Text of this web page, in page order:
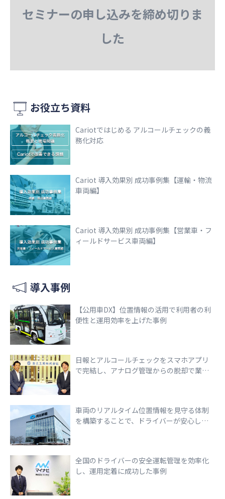
セミナーの申し込みを締め切りま
した
お役立ち資料
Cariotではじめる アルコールチェックの義
務化対応
Cariot 導入効果別 成功事例集【運輸・物流
車両編】
Cariot 導入効果別 成功事例集【営業車・フ
ィールドサービス車両編】
導入事例
【公用車DX】位置情報の活用で利用者の利
便性と運用効率を上げた事例
日報とアルコールチェックをスマホアプリ
で完結し、アナログ管理からの脱却で業務
車両のリアルタイム位置情報を見守る体制
を構築することで、ドライバーが安心して
全国のドライバーの安全運転管理を効率化
し、運用定着に成功した事例